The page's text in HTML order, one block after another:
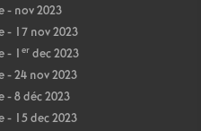
- nov 2023
- 17 nov 2023
- 1 er dec 2023
24 nov 2023
8 déc 2023
15 dec 2023